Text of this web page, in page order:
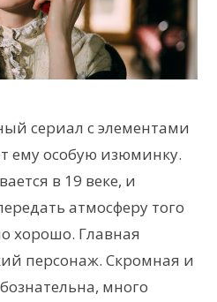
сериал с элементами
ему особую изюминку.
в 19 веке, и
атмосферу того
хорошо. Главная
персонаж. Скромная и
много